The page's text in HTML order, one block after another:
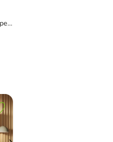
Подвесная тумба Салленс-3 Премиум